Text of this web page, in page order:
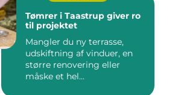
Tømrer i Taastrup giver ro
til projektet
Mangler du ny terrasse,
udskiftning af vinduer, en
større renovering eller
måske et hel...